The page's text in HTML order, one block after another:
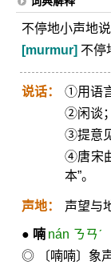
不停地小声地
[murmur] 不停
说话：
①用语
②闲谈
③提意
④唐宋
本”。
声地： 声望与
● 喃 nán ㄋㄢˊ
◎ 〔喃喃〕象